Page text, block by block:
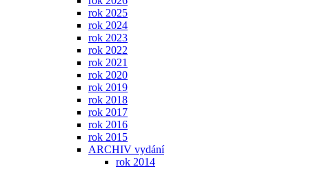
rok 2025
rok 2024
rok 2023
rok 2022
rok 2021
rok 2020
rok 2019
rok 2018
rok 2017
rok 2016
rok 2015
ARCHIV vydání
rok 2014